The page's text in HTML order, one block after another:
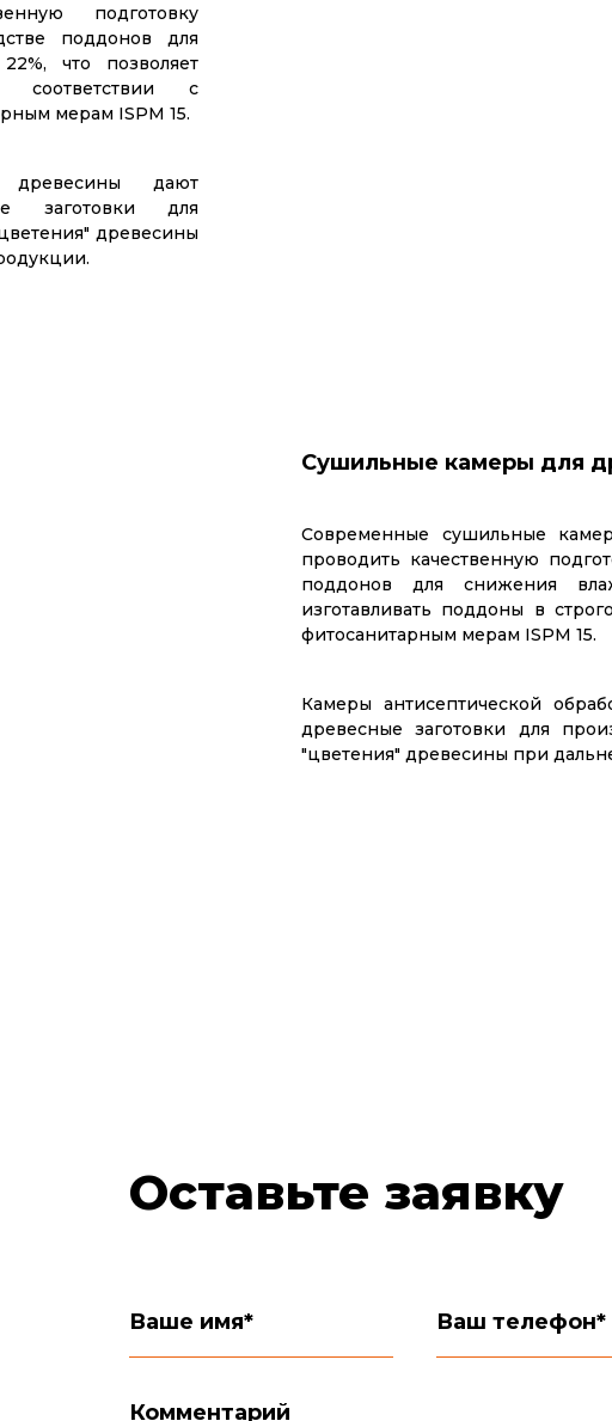
подготовку
поддонов для
что позволяет
соответствии с
мерам ISPM 15.
древесины дают
заготовки для
древесины
Сушильные камеры для
Современные сушильные
проводить качественную
поддонов для снижения
изготавливать поддоны в
фитосанитарным мерам ISPM 15.
Камеры антисептической
древесные заготовки для
"цветения" древесины при
Оставьте заявку